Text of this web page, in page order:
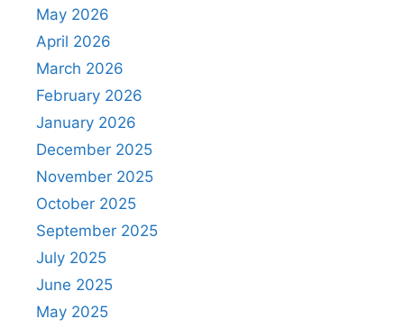
May 2026
April 2026
March 2026
February 2026
January 2026
December 2025
November 2025
October 2025
September 2025
July 2025
June 2025
May 2025